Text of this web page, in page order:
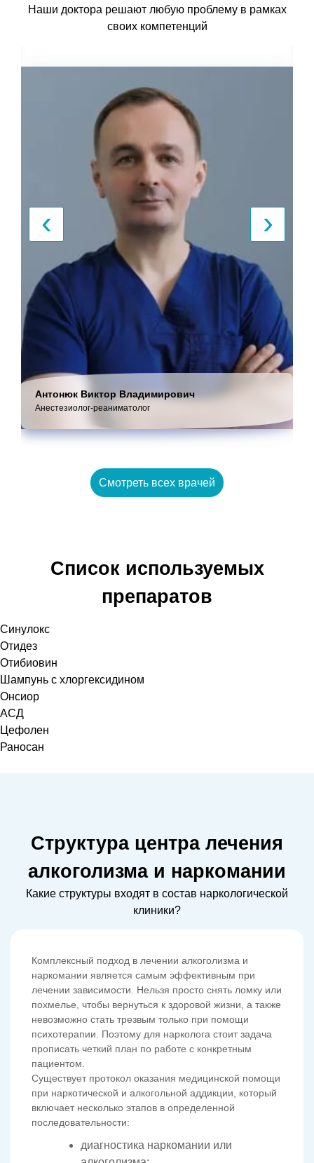
Наши доктора решают любую проблему в рамках
своих компетенций
Антонюк Виктор Владимирович
Анестезиолог-реаниматолог
‹ ›
Смотреть всех врачей
Список используемых
препаратов
Синулокс
Отидез
Отибиовин
Шампунь с хлоргексидином
Онсиор
АСД
Цефолен
Раносан
Структура центра лечения
алкоголизма и наркомании
Какие структуры входят в состав наркологической
клиники?
Комплексный подход в лечении алкоголизма и
наркомании является самым эффективным при
лечении зависимости. Нельзя просто снять ломку или
похмелье, чтобы вернуться к здоровой жизни, а также
невозможно стать трезвым только при помощи
психотерапии. Поэтому для нарколога стоит задача
прописать четкий план по работе с конкретным
пациентом.
Существует протокол оказания медицинской помощи
при наркотической и алкогольной аддикции, который
включает несколько этапов в определенной
последовательности:
диагностика наркомании или